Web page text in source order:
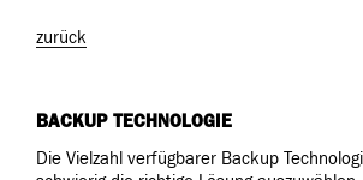
zurück
BACKUP TECHNOLOGIE
Die Vielzahl verfügbarer Backup